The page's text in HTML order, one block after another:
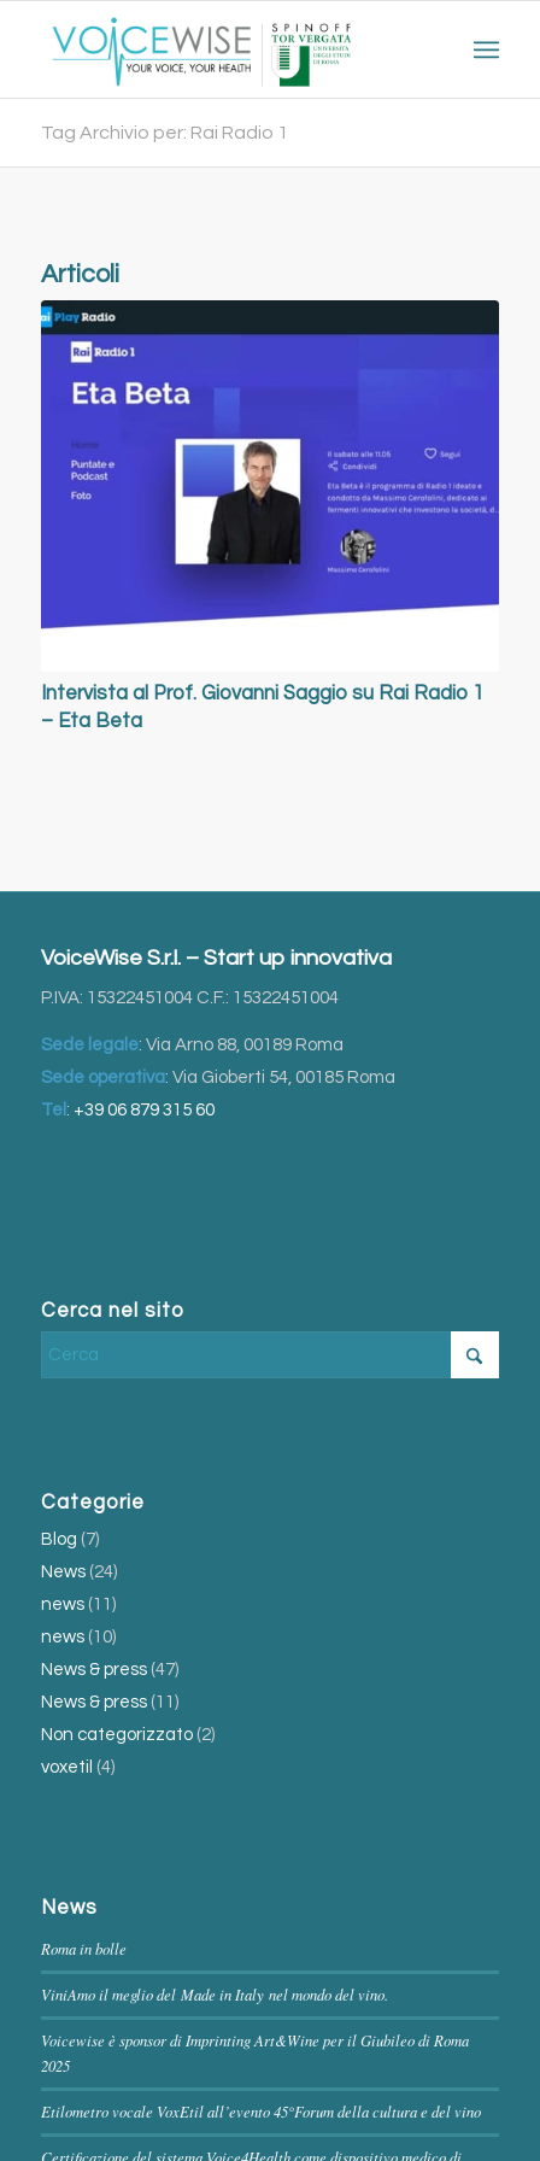
Tag Archivio per: Rai Radio 1
Articoli
Intervista al Prof. Giovanni Saggio su Rai Radio 1
– Eta Beta
VoiceWise S.r.l. – Start up innovativa
P.IVA: 15322451004 C.F.: 15322451004
Sede legale: Via Arno 88, 00189 Roma
Sede operativa: Via Gioberti 54, 00185 Roma
Tel : +39 06 879 315 60
Cerca nel sito
Categorie
Blog (7)
News(24)
news(11)
news(10)
News & press(47)
News & press(11)
Non categorizzato(2)
voxetil (4)
News
Roma in bolle
ViniAmo il meglio del Made in Italy nel mondo del vino.
Voicewise è sponsor di Imprinting Art&Wine per il Giubileo di Roma
2025
Etilometro vocale VoxEtil all’evento 45°Forum della cultura e del vino
Certificazione del sistema Voice4Health come dispositivo medico di